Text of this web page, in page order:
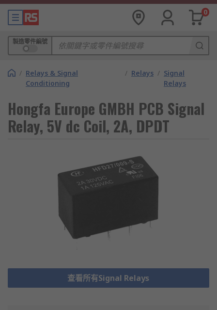
0
製造零件編號
/ Relays & Signal
Conditioning
/ Relays / Signal
Relays
Hongfa Europe GMBH PCB Signal
Relay, 5V dc Coil, 2A, DPDT
查看所有Signal Relays